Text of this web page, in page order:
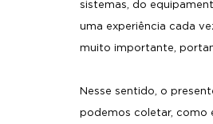
sistemas, do
uma experiência cada
muito importante,
Nesse sentido, o
podemos coletar, como